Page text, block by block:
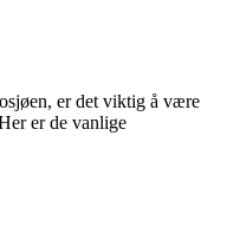
er det viktig å være
er de vanlige